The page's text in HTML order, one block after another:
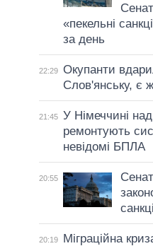
«пекельні
за день
22:29 Окупанти
Слов'янську, є
21:45 У Німеччині
ремонтують
невідомі БПЛА
20:55
20:19
Міграційна